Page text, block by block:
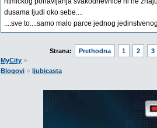
dusama ljudi oko sebe....
....sve to....samo malo parce jednog
Strana: Prethodna 1 2 3
MyCity »
Blogovi » ljubicasta